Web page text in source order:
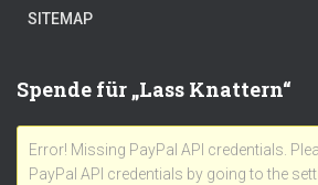
SITEMAP
Spende für „Lass Knattern“
Error! Missing PayPal API credentials.
PayPal API credentials by going to the